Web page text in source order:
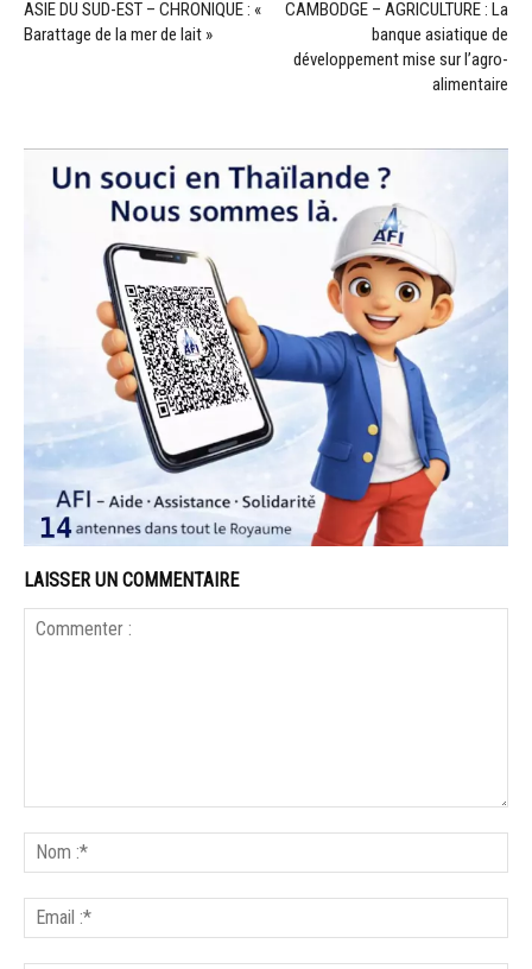
ASIE DU SUD-EST – CHRONIQUE : «
Barattage de la mer de lait »
CAMBODGE – AGRICULTURE : La
banque asiatique de
développement mise sur l’agro-
alimentaire
LAISSER UN COMMENTAIRE